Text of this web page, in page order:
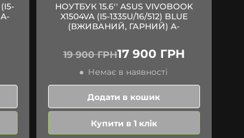
НОУТБУК 15.6'' ASUS VIVOBOOK
X1504VA (I5-1335U/16/512) BLUE
(ВЖИВАНИЙ, ГАРНИЙ) A-
19 900 ГРН17 900 ГРН
Немає в наявності
Додати в кошик
Купити в 1 клік